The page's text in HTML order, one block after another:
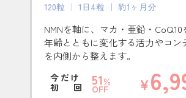
120粒 ｜ 1日4粒 ｜ 約1ヶ月分
NMNを軸に、マカ・亜鉛・CoQ10
年齢とともに変化する活力やコン
を内側から整えます。
今だけ
初回
51％
OFF ¥